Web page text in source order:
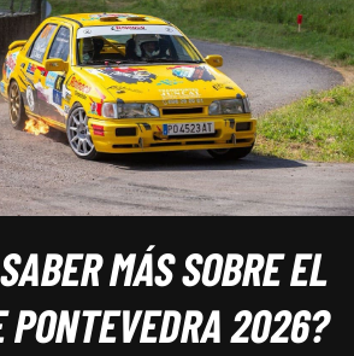
MÁS SOBRE EL
PONTEVEDRA 2026?